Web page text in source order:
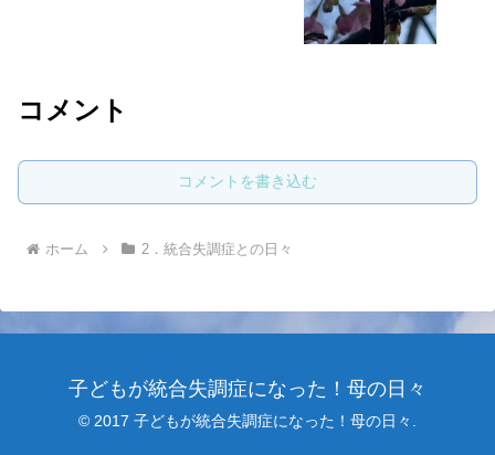
コメント
コメントを書き込む
ホーム 2．統合失調症との日々
子どもが統合失調症になった！母の日々
© 2017 子どもが統合失調症になった！母の日々.